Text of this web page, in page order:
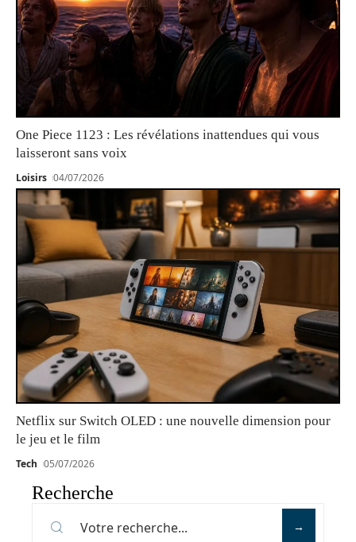
One Piece 1123 : Les révélations inattendues qui vous
laisseront sans voix
Loisirs 04/07/2026
Netflix sur Switch OLED : une nouvelle dimension pour
le jeu et le film
Tech 05/07/2026
Recherche